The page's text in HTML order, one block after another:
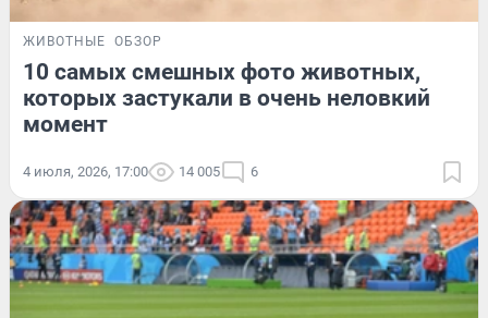
ЖИВОТНЫЕ ОБЗОР
10 самых смешных фото животных,
которых застукали в очень неловкий
момент
4 июля, 2026, 17:00 14 005 6